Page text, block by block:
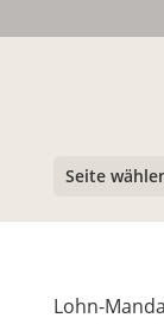
Seite
Lohn-